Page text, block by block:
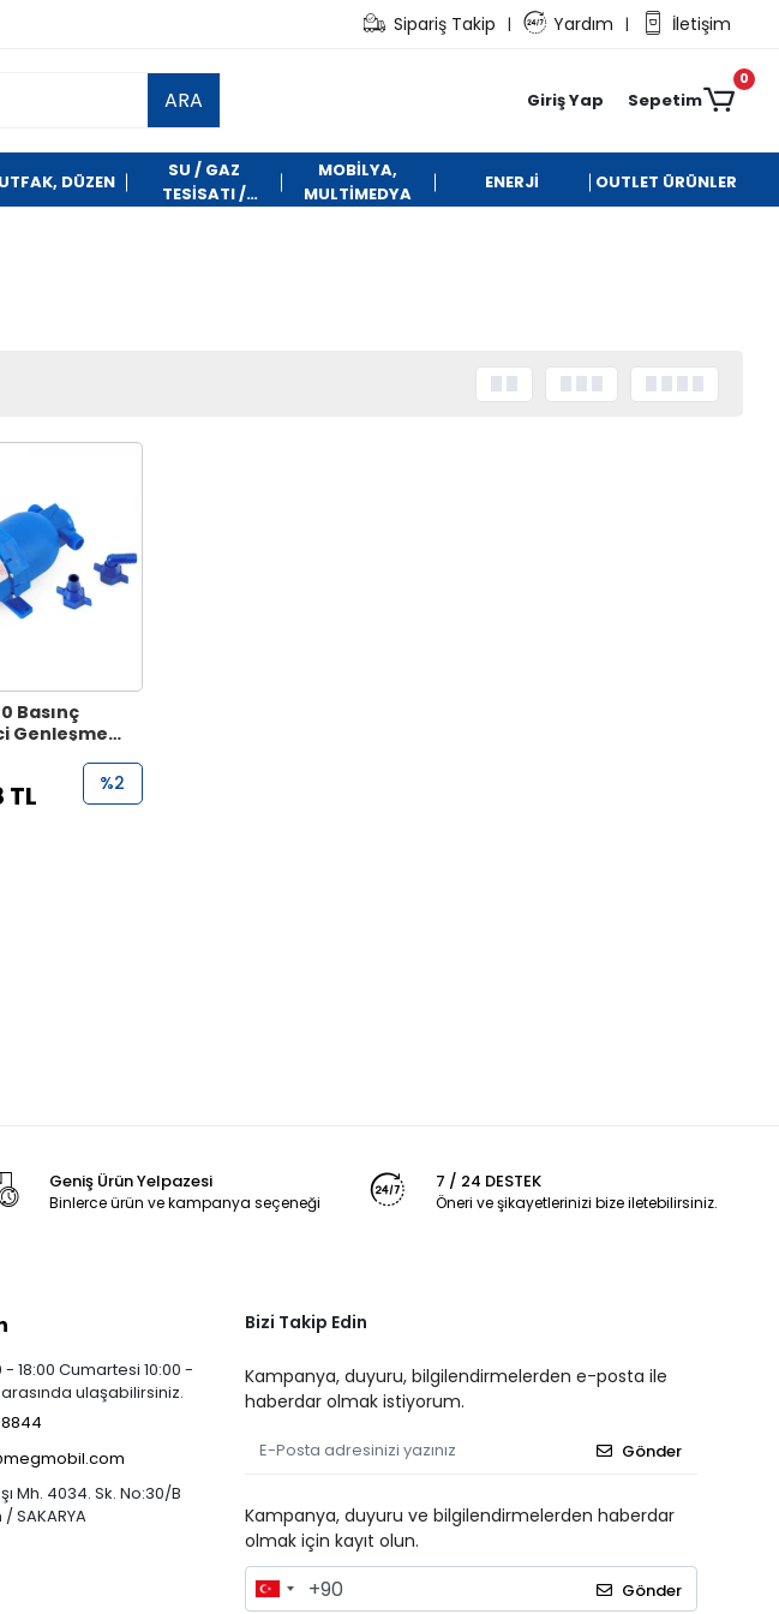
Sipariş Takip | Yardım | İletişim
ARA Giriş Yap Sepetim
0
DÜZEN
SU / GAZ
TESİSATI /
MOBİLYA,
MULTİMEDYA
ENERJİ OUTLET ÜRÜNLER
Basınç
Genleşme
TL %2
Geniş Ürün Yelpazesi
Binlerce ürün ve kampanya seçeneği
7 / 24 DESTEK
Öneri ve şikayetlerinizi bize iletebilirsiniz.
18:00 Cumartesi 10:00 -
ulaşabilirsiniz.
Mh. 4034. Sk. No:30/B
SAKARYA
Bizi Takip Edin
Kampanya, duyuru, bilgilendirmelerden e-posta ile
haberdar olmak istiyorum.
Gönder
Kampanya, duyuru ve bilgilendirmelerden haberdar
olmak için kayıt olun.
Gönder